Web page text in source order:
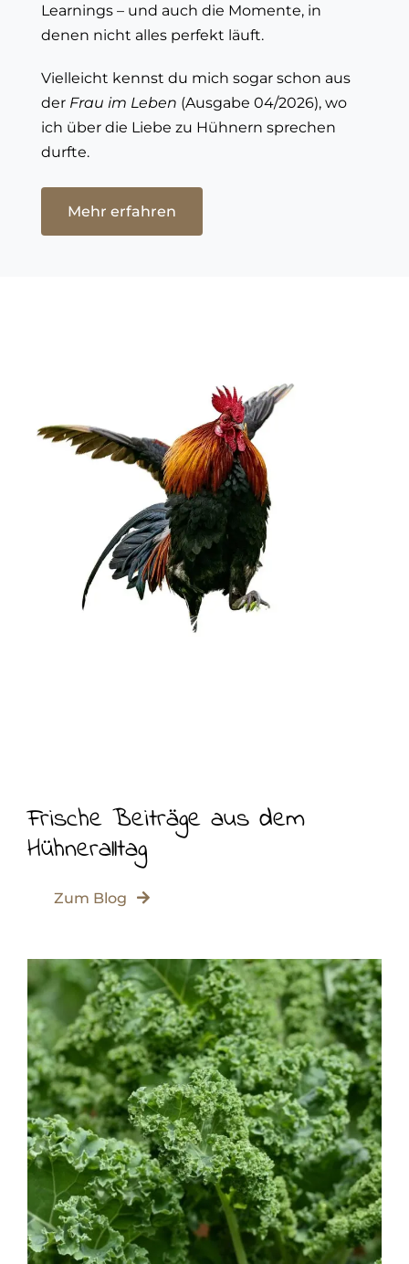
Learnings – und auch die Momente, in
denen nicht alles perfekt läuft.
Vielleicht kennst du mich sogar schon aus
der Frau im Leben (Ausgabe 04/2026), wo
ich über die Liebe zu Hühnern sprechen
durfte.
Mehr erfahren
Frische Beiträge aus dem
Hühneralltag
Zum Blog